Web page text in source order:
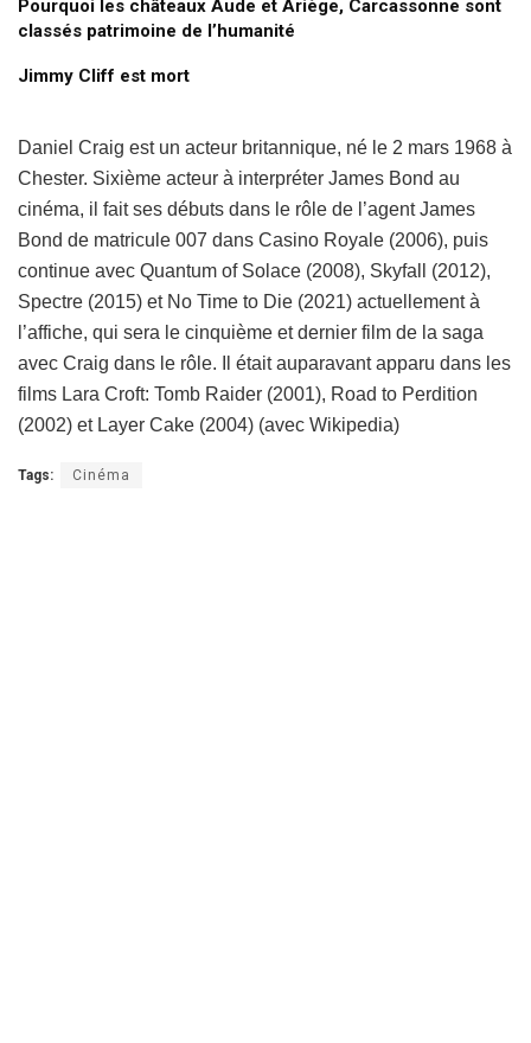
Pourquoi les châteaux Aude et Ariège, Carcassonne sont
classés patrimoine de l’humanité
Jimmy Cliff est mort
Daniel Craig est un acteur britannique, né le 2 mars 1968 à
Chester. Sixième acteur à interpréter James Bond au
cinéma, il fait ses débuts dans le rôle de l’agent James
Bond de matricule 007 dans Casino Royale (2006), puis
continue avec Quantum of Solace (2008), Skyfall (2012),
Spectre (2015) et No Time to Die (2021) actuellement à
l’affiche, qui sera le cinquième et dernier film de la saga
avec Craig dans le rôle. Il était auparavant apparu dans les
films Lara Croft: Tomb Raider (2001), Road to Perdition
(2002) et Layer Cake (2004) (avec Wikipedia)
Tags: Cinéma